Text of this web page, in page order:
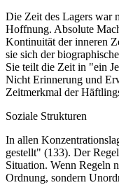
Die Zeit des Lagers war
Hoffnung. Absolute
Kontinuität der inneren
sie sich der
Sie teilt die Zeit in "ein
Nicht Erinnerung und
Zeitmerkmal der
Soziale Strukturen
In allen
gestellt" (133). Der
Situation. Wenn Regeln
Ordnung, sondern